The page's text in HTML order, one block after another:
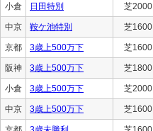
小倉 日田特別 芝2000
中京 鞍ケ池特別 芝1600
京都 3歳上500万下 芝1600
阪神 3歳上500万下 芝1800
小倉 3歳上500万下 芝2000
中京 3歳上500万下 芝1600